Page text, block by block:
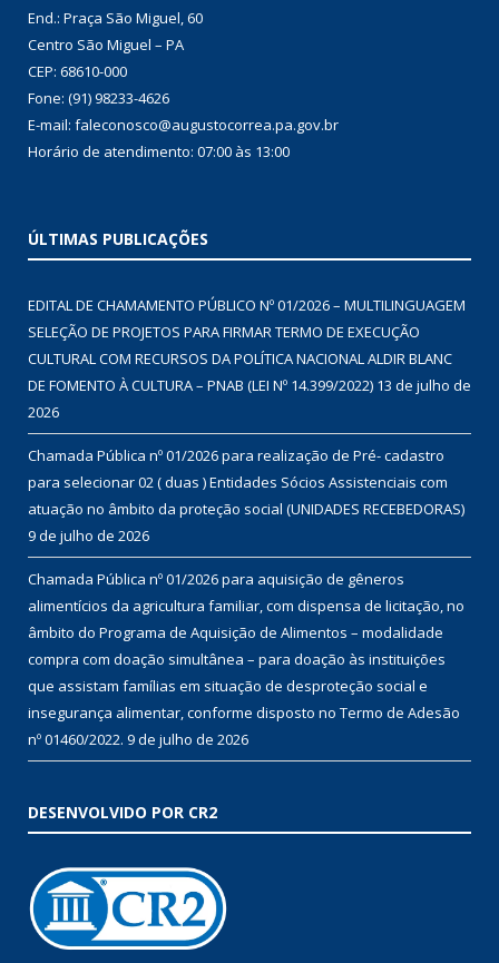
End.: Praça São Miguel, 60
Centro São Miguel – PA
CEP: 68610-000
Fone: (91) 98233-4626
E-mail: faleconosco@augustocorrea.pa.gov.br
Horário de atendimento: 07:00 às 13:00
ÚLTIMAS PUBLICAÇÕES
EDITAL DE CHAMAMENTO PÚBLICO Nº 01/2026 – MULTILINGUAGEM
SELEÇÃO DE PROJETOS PARA FIRMAR TERMO DE EXECUÇÃO
CULTURAL COM RECURSOS DA POLÍTICA NACIONAL ALDIR BLANC
DE FOMENTO À CULTURA – PNAB (LEI Nº 14.399/2022) 13 de julho de
2026
Chamada Pública nº 01/2026 para realização de Pré- cadastro
para selecionar 02 ( duas ) Entidades Sócios Assistenciais com
atuação no âmbito da proteção social (UNIDADES RECEBEDORAS)
9 de julho de 2026
Chamada Pública nº 01/2026 para aquisição de gêneros
alimentícios da agricultura familiar, com dispensa de licitação, no
âmbito do Programa de Aquisição de Alimentos – modalidade
compra com doação simultânea – para doação às instituições
que assistam famílias em situação de desproteção social e
insegurança alimentar, conforme disposto no Termo de Adesão
nº 01460/2022. 9 de julho de 2026
DESENVOLVIDO POR CR2